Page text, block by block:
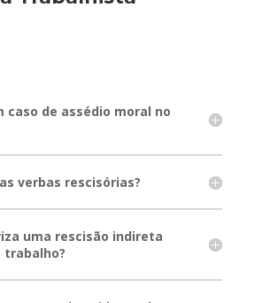
caso de assédio moral no
verbas rescisórias?
uma rescisão indireta